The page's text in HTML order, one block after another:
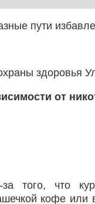
пути
здоровья
от
за того, что
кофе